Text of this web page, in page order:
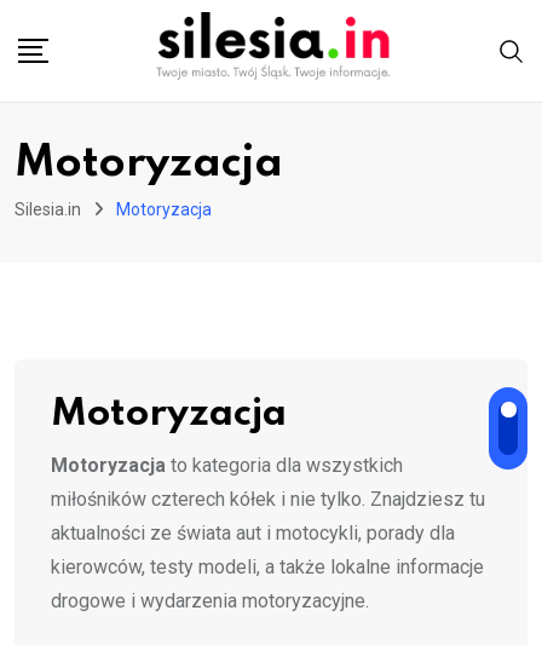
Motoryzacja
Silesia.in Motoryzacja
Motoryzacja
Motoryzacja to kategoria dla wszystkich
miłośników czterech kółek i nie tylko. Znajdziesz tu
aktualności ze świata aut i motocykli, porady dla
kierowców, testy modeli, a także lokalne informacje
drogowe i wydarzenia motoryzacyjne.